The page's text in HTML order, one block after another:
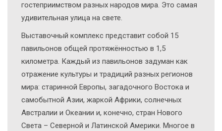
гостеприимством разных народов мира. Это самая
удивительная улица на свете.
Выставочный комплекс представит собой 15
павильонов общей протяжённостью в 1,5
километра. Каждый из павильонов задуман как
отражение культуры и традиций разных регионов
мира: старинной Европы, загадочного Востока и
самобытной Азии, жаркой Африки, солнечных
Австралии и Океании и, конечно, стран Нового
Света – Северной и Латинской Америки. Многое в